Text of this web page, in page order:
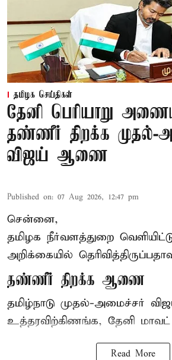
தமிழக செய்திகள்
தேனி பெரியாறு
தண்ணீர் திறக்க முதல்-
விஜய் ஆணை
Published on: 07 Aug 2026, 12:47 pm
சென்னை,
தமிழக நீர்வளத்துறை
அறிக்கையில்
தண்ணீர் திறக்க ஆணை
தமிழ்நாடு முதல்-அமைச்சர்
உத்தரவிற்கிணங்க, தேனி மாவட்
Read More